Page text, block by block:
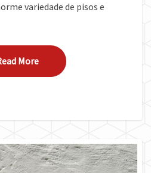
variedade de pisos e
MoreRead More